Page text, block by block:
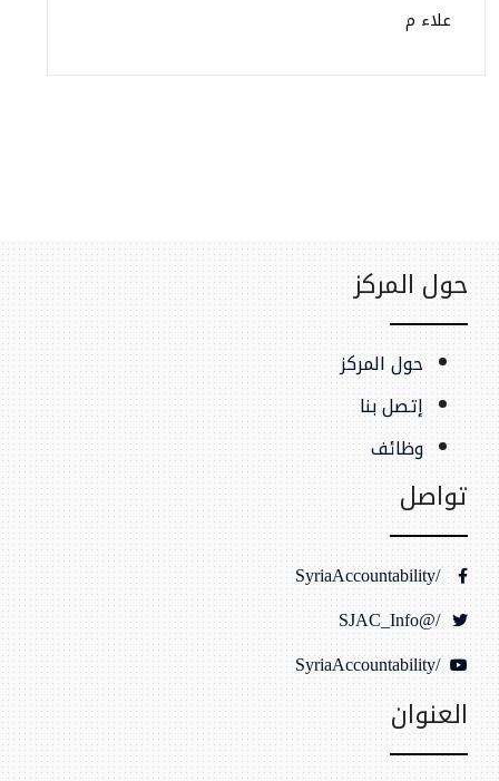
علاء م
حول المركز
حول المركز
إتصل بنا
وظائف
تواصل
/SyriaAccountability
/@SJAC_Info
/SyriaAccountability
العنوان